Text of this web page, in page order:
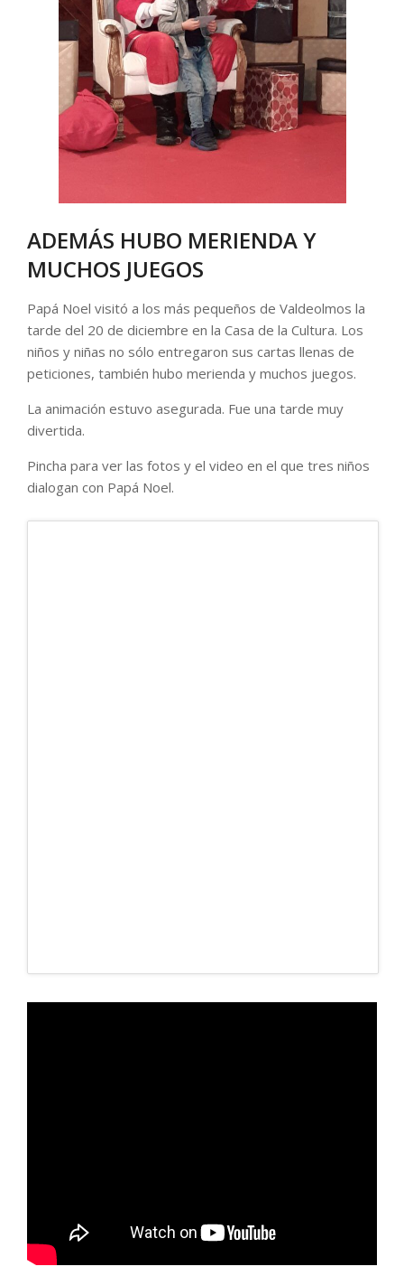
ADEMÁS HUBO MERIENDA Y
MUCHOS JUEGOS
Papá Noel visitó a los más pequeños de Valdeolmos la
tarde del 20 de diciembre en la Casa de la Cultura. Los
niños y niñas no sólo entregaron sus cartas llenas de
peticiones, también hubo merienda y muchos juegos.
La animación estuvo asegurada. Fue una tarde muy
divertida.
Pincha para ver las fotos y el video en el que tres niños
dialogan con Papá Noel.